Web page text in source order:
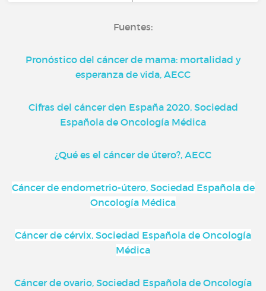
Fuentes:
Pronóstico del cáncer de mama: mortalidad y
esperanza de vida, AECC
Cifras del cáncer den España 2020, Sociedad
Española de Oncología Médica
¿Qué es el cáncer de útero?, AECC
Cáncer de endometrio-útero, Sociedad Española de
Oncología Médica
Cáncer de cérvix, Sociedad Española de Oncología
Médica
Cáncer de ovario, Sociedad Española de Oncología